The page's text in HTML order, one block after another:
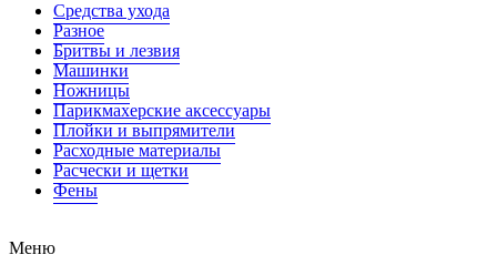
Средства ухода
Разное
Бритвы и лезвия
Машинки
Ножницы
Парикмахерские аксессуары
Плойки и выпрямители
Расходные материалы
Расчески и щетки
Фены
Меню